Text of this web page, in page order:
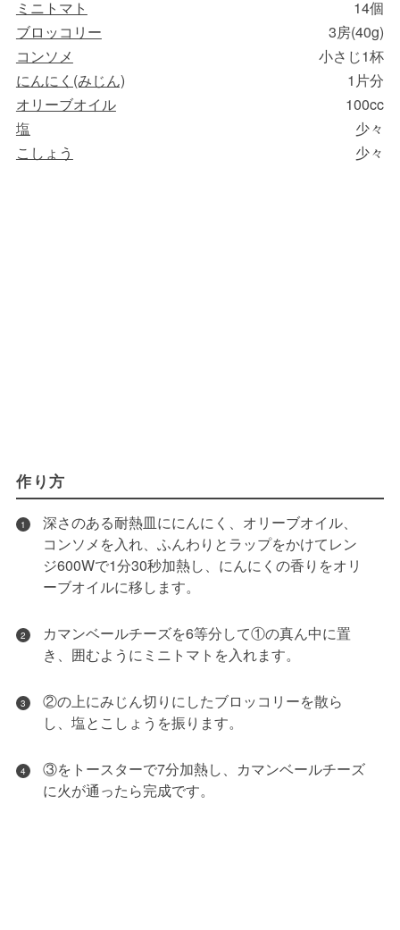
ミニトマト
14個
ブロッコリー
3房(40g)
コンソメ
小さじ1杯
にんにく(みじん)
1片分
オリーブオイル
100cc
塩
少々
こしょう
少々
作り方
1
深さのある耐熱皿ににんにく、オリーブオイル、
コンソメを入れ、ふんわりとラップをかけてレン
ジ600Wで1分30秒加熱し、にんにくの香りをオリ
ーブオイルに移します。
2
カマンベールチーズを6等分して①の真ん中に置
き、囲むようにミニトマトを入れます。
3
②の上にみじん切りにしたブロッコリーを散ら
し、塩とこしょうを振ります。
4
③をトースターで7分加熱し、カマンベールチーズ
に火が通ったら完成です。